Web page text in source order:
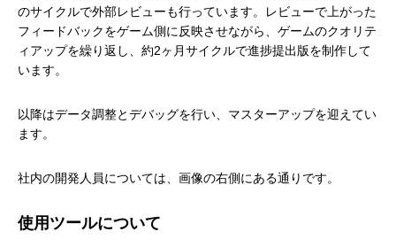
のサイクルで外部レビューも行っています。レビューで上がった
フィードバックをゲーム側に反映させながら、ゲームのクオリテ
ィアップを繰り返し、約2ヶ月サイクルで進捗提出版を制作して
います。
以降はデータ調整とデバッグを行い、マスターアップを迎えてい
ます。
社内の開発人員については、画像の右側にある通りです。
使用ツールについて